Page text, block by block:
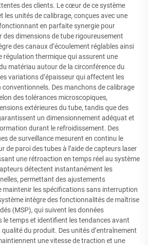
des clients. Le cœur de ce système
les unités de calibrage, conçues avec une
en parfaite synergie pour
dimensions de tube rigoureusement
des canaux d’écoulement réglables ainsi
régulation thermique qui assurent une
matériau autour de la circonférence du
variations d’épaisseur qui affectent les
conventionnels. Des manchons de calibrage
des tolérances microscopiques,
extérieures du tube, tandis que des
un dimensionnement adéquat et
durant le refroidissement. Des
de surveillance mesurent en continu le
de paroi des tubes à l’aide de capteurs laser
une rétroaction en temps réel au système
détectent instantanément les
permettant des ajustements
maintenir les spécifications sans interruption
intègre des fonctionnalités de maîtrise
(MSP), qui suivent les données
le temps et identifient les tendances avant
qualité du produit. Des unités d’entraînement
une vitesse de traction et une